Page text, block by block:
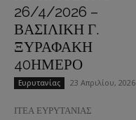
26/4/2026 –
ΒΑΣΙΛΙΚΗ Γ.
ΞΥΡΑΦΑΚΗ
40ΗΜΕΡΟ
Ευρυτανίας 23 Απριλίου, 2026
ΙΤΕΑ ΕΥΡΥΤΑΝΙΑΣ